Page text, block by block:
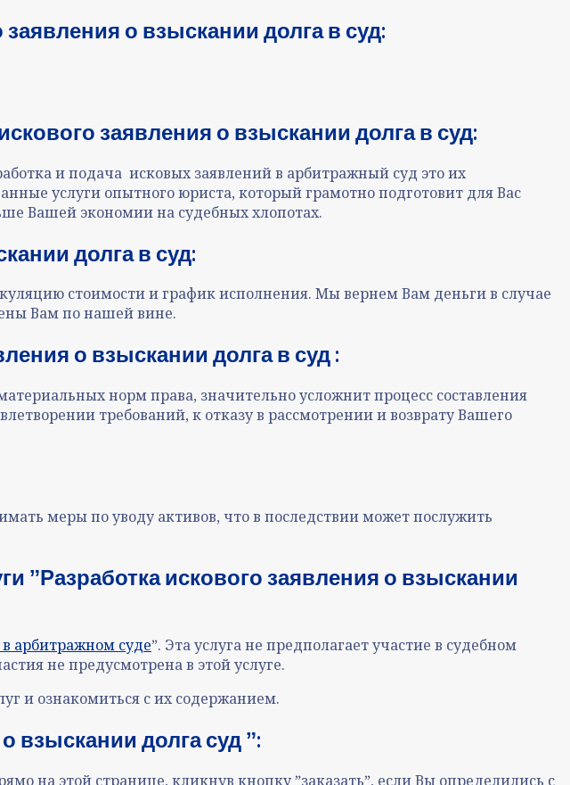
о взыскании долга в суд:
заявления о взыскании долга в суд:
и подача исковых заявлений в арбитражный суд это их
услуги опытного юриста, который грамотно подготовит для Вас
Вашей экономии на судебных хлопотах.
долга в суд:
стоимости и график исполнения. Мы вернем Вам деньги в случае
Вам по нашей вине.
о взыскании долга в суд :
норм права, значительно усложнит процесс составления
требований, к отказу в рассмотрении и возврату Вашего
меры по уводу активов, что в последствии может послужить
ˮРазработка искового заявления о взыскании
арбитражном судеˮ. Эта услуга не предполагает участие в судебном
не предусмотрена в этой услуге.
и ознакомиться с их содержанием.
взыскании долга суд ˮ:
на этой странице, кликнув кнопку ˮзаказатьˮ, если Вы определились с